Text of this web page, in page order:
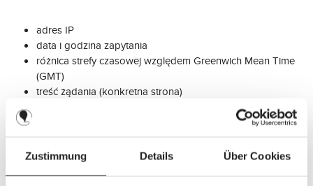
Zustimmung Details Über Cookies
adres IP
data i godzina zapytania
różnica strefy czasowej względem Greenwich Mean Time
(GMT)
treść żądania (konkretna strona)
przeglądarka